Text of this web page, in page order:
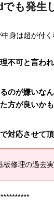
も発生
身は超が付く
不可と言わ
のが嫌いなん
方が良いかも
対応させて頂
修理の過去